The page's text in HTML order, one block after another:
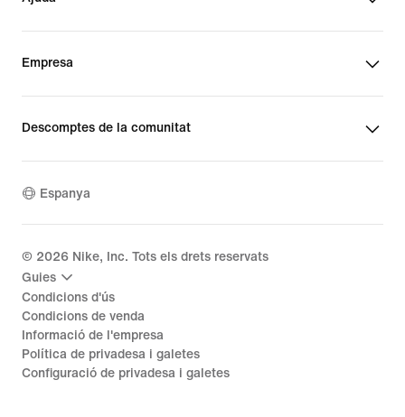
Empresa
Descomptes de la comunitat
Espanya
© 2026 Nike, Inc. Tots els drets reservats
Guies
Condicions d'ús
Condicions de venda
Informació de l'empresa
Política de privadesa i galetes
Configuració de privadesa i galetes